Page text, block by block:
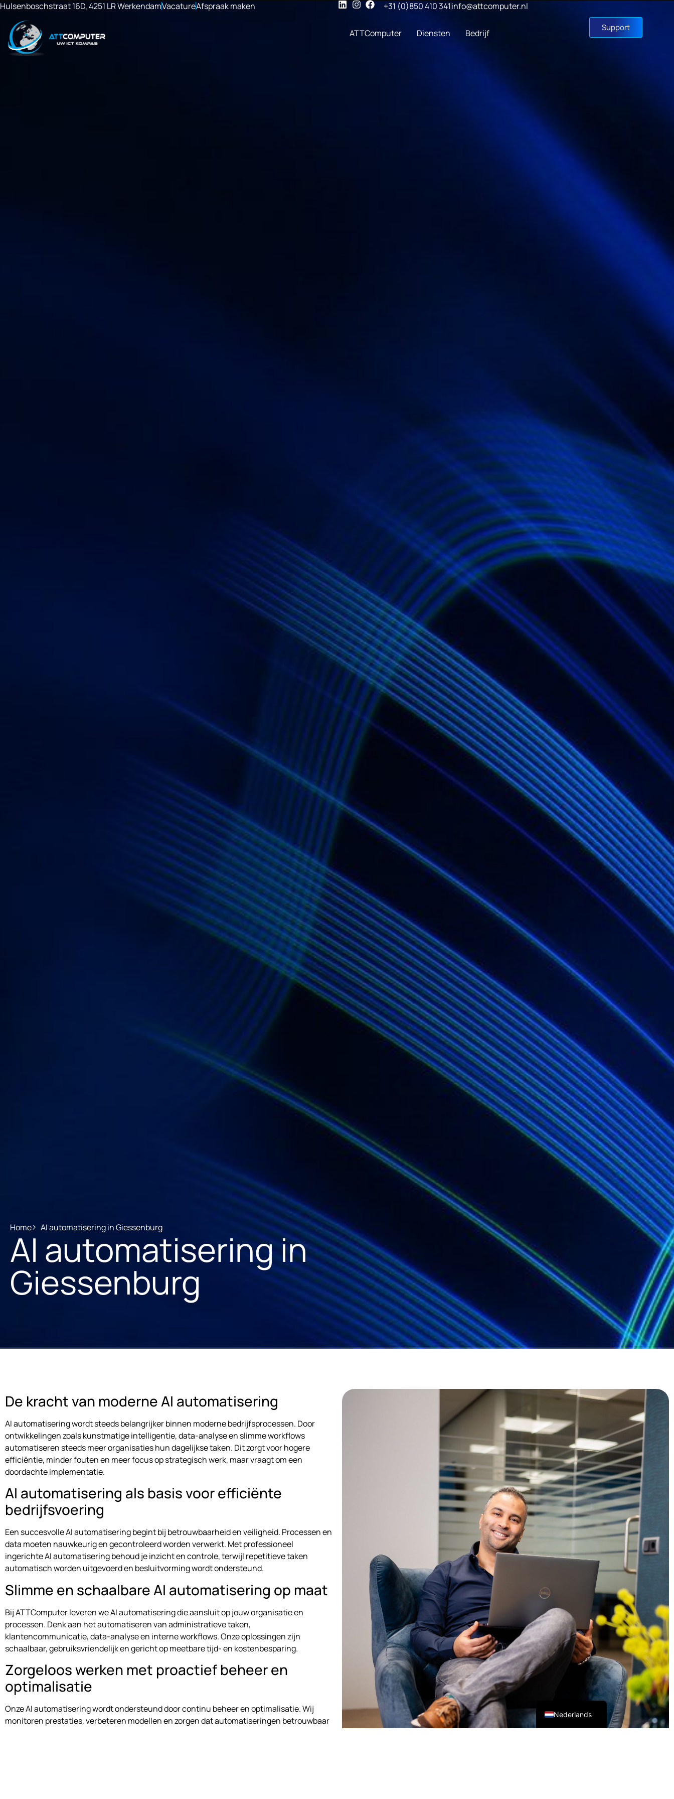
Hulsenboschstraat 16D, 4251 LR WerkendamVacatureAfspraak maken +31 (0)850 410 341info@attcomputer.nl
ATTComputer Diensten Bedrijf
Support
Home AI automatisering in Giessenburg
AI automatisering in
Giessenburg
De kracht van moderne AI automatisering
AI automatisering wordt steeds belangrijker binnen moderne bedrijfsprocessen. Door
ontwikkelingen zoals kunstmatige intelligentie, data-analyse en slimme workflows
automatiseren steeds meer organisaties hun dagelijkse taken. Dit zorgt voor hogere
efficiëntie, minder fouten en meer focus op strategisch werk, maar vraagt om een
doordachte implementatie.
AI automatisering als basis voor efficiënte
bedrijfsvoering
Een succesvolle AI automatisering begint bij betrouwbaarheid en veiligheid. Processen en
data moeten nauwkeurig en gecontroleerd worden verwerkt. Met professioneel
ingerichte AI automatisering behoud je inzicht en controle, terwijl repetitieve taken
automatisch worden uitgevoerd en besluitvorming wordt ondersteund.
Slimme en schaalbare AI automatisering op maat
Bij ATTComputer leveren we AI automatisering die aansluit op jouw organisatie en
processen. Denk aan het automatiseren van administratieve taken,
klantencommunicatie, data-analyse en interne workflows. Onze oplossingen zijn
schaalbaar, gebruiksvriendelijk en gericht op meetbare tijd- en kostenbesparing.
Zorgeloos werken met proactief beheer en
optimalisatie
Onze AI automatisering wordt ondersteund door continu beheer en optimalisatie. Wij
monitoren prestaties, verbeteren modellen en zorgen dat automatiseringen betrouwbaar
Nederlands
English (UK)